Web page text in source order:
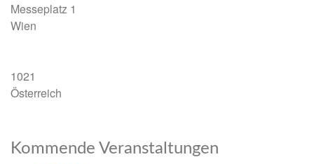
Messeplatz 1
Wien
1021
Österreich
Kommende Veranstaltungen